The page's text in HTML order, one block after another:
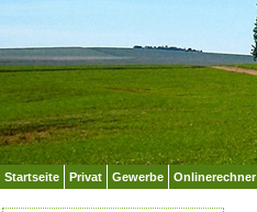
Startseite Privat Gewerbe Onlinerechner